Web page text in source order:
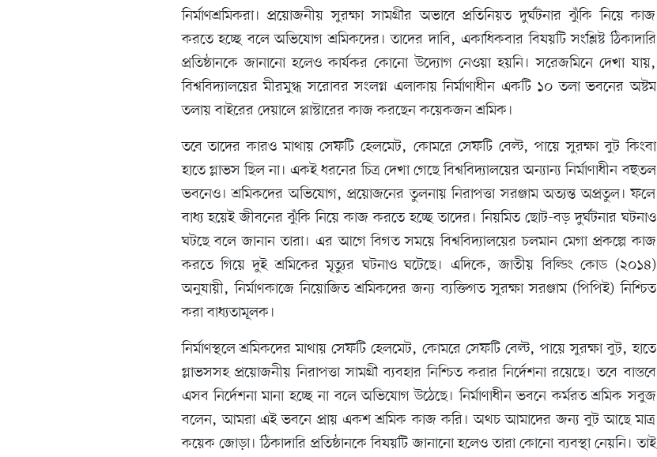
নির্মাণশ্রমিকরা। প্রয়োজনীয় সুরক্ষা সামগ্রীর অভাবে প্রতিনিয়ত দুর্ঘটনার ঝুঁকি নিয়ে কাজ
করতে হচ্ছে বলে অভিযোগ শ্রমিকদের। তাদের দাবি, একাধিকবার বিষয়টি সংশ্লিষ্ট ঠিকাদারি
প্রতিষ্ঠানকে জানানো হলেও কার্যকর কোনো উদ্যোগ নেওয়া হয়নি। সরেজমিনে দেখা যায়,
বিশ্ববিদ্যালয়ের মীরমুগ্ধ সরোবর সংলগ্ন এলাকায় নির্মাণাধীন একটি ১০ তলা ভবনের অষ্টম
তলায় বাইরের দেয়ালে প্লাস্টারের কাজ করছেন কয়েকজন শ্রমিক।
তবে তাদের কারও মাথায় সেফটি হেলমেট, কোমরে সেফটি বেল্ট, পায়ে সুরক্ষা বুট কিংবা
হাতে গ্লাভস ছিল না। একই ধরনের চিত্র দেখা গেছে বিশ্ববিদ্যালয়ের অন্যান্য নির্মাণাধীন বহুতল
ভবনেও। শ্রমিকদের অভিযোগ, প্রয়োজনের তুলনায় নিরাপত্তা সরঞ্জাম অত্যন্ত অপ্রতুল। ফলে
বাধ্য হয়েই জীবনের ঝুঁকি নিয়ে কাজ করতে হচ্ছে তাদের। নিয়মিত ছোট-বড় দুর্ঘটনার ঘটনাও
ঘটছে বলে জানান তারা। এর আগে বিগত সময়ে বিশ্ববিদ্যালয়ের চলমান মেগা প্রকল্পে কাজ
করতে গিয়ে দুই শ্রমিকের মৃত্যুর ঘটনাও ঘটেছে। এদিকে, জাতীয় বিল্ডিং কোড (২০১৪)
অনুযায়ী, নির্মাণকাজে নিয়োজিত শ্রমিকদের জন্য ব্যক্তিগত সুরক্ষা সরঞ্জাম (পিপিই) নিশ্চিত
করা বাধ্যতামূলক।
নির্মাণস্থলে শ্রমিকদের মাথায় সেফটি হেলমেট, কোমরে সেফটি বেল্ট, পায়ে সুরক্ষা বুট, হাতে
গ্লাভসসহ প্রয়োজনীয় নিরাপত্তা সামগ্রী ব্যবহার নিশ্চিত করার নির্দেশনা রয়েছে। তবে বাস্তবে
এসব নির্দেশনা মানা হচ্ছে না বলে অভিযোগ উঠেছে। নির্মাণাধীন ভবনে কর্মরত শ্রমিক সবুজ
বলেন, আমরা এই ভবনে প্রায় একশ শ্রমিক কাজ করি। অথচ আমাদের জন্য বুট আছে মাত্র
কয়েক জোড়া। ঠিকাদারি প্রতিষ্ঠানকে বিষয়টি জানানো হলেও তারা কোনো ব্যবস্থা নেয়নি। তাই